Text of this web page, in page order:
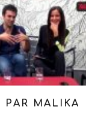
PAR MALIKA